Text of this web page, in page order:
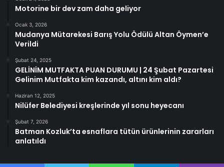
Motorine bir dev zam daha geliyor
Ocak 3, 2026
Mudanya Mütarekesi Barış Yolu Ödülü Altan Öymen’e
Verildi
Şubat 24, 2025
GELİNİM MUTFAKTA PUAN DURUMU | 24 Şubat Pazartesi
Gelinim Mutfakta kim kazandı, altını kim aldı?
Haziran 12, 2025
Nilüfer Belediyesi kreşlerinde yıl sonu heyecanı
Şubat 7, 2026
Batman Kozluk’ta esnaflara tütün ürünlerinin zararları
anlatıldı